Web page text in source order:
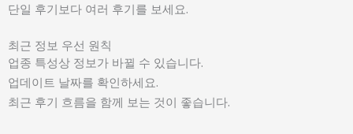
단일 후기보다 여러 후기를 보세요.
최근 정보 우선 원칙
업종 특성상 정보가 바뀔 수 있습니다.
업데이트 날짜를 확인하세요.
최근 후기 흐름을 함께 보는 것이 좋습니다.